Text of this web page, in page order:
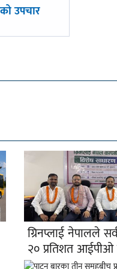
उपचार
ग्रिनप्लाई नेपालले
२० प्रतिशत आईपीओ